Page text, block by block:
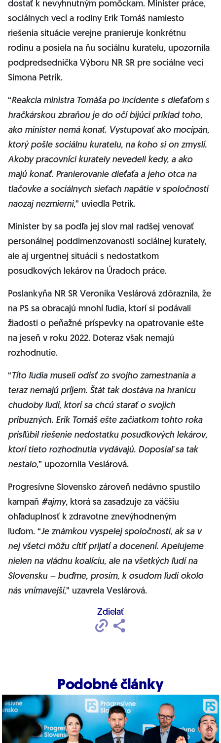
dostať k nevyhnutným pomôckam. Minister práce,
sociálnych vecí a rodiny Erik Tomáš namiesto
riešenia situácie verejne pranieruje konkrétnu
rodinu a posiela na ňu sociálnu kuratelu, upozornila
podpredsedníčka Výboru NR SR pre sociálne veci
Simona Petrík.
“Reakcia ministra Tomáša po incidente s dieťaťom s
hračkárskou zbraňou je do očí bijúci príklad toho,
ako minister nemá konať. Vystupovať ako mocipán,
ktorý pošle sociálnu kuratelu, na koho si on zmyslí.
Akoby pracovníci kurately nevedeli kedy, a ako
majú konať. Pranierovanie dieťaťa a jeho otca na
tlačovke a sociálnych sieťach napätie v spoločnosti
naozaj nezmierni,” uviedla Petrík.
Minister by sa podľa jej slov mal radšej venovať
personálnej poddimenzovanosti sociálnej kurately,
ale aj urgentnej situácii s nedostatkom
posudkových lekárov na Úradoch práce.
Poslankyňa NR SR Veronika Veslárová zdôraznila, že
na PS sa obracajú mnohí ľudia, ktorí si podávali
žiadosti o peňažné príspevky na opatrovanie ešte
na jeseň v roku 2022. Doteraz však nemajú
rozhodnutie.
“Títo ľudia museli odísť zo svojho zamestnania a
teraz nemajú príjem. Štát tak dostáva na hranicu
chudoby ľudí, ktorí sa chcú starať o svojich
príbuzných. Erik Tomáš ešte začiatkom tohto roka
prisľúbil riešenie nedostatku posudkových lekárov,
ktorí tieto rozhodnutia vydávajú. Doposiaľ sa tak
nestalo,” upozornila Veslárová.
Progresívne Slovensko zároveň nedávno spustilo
kampaň #ajmy, ktorá sa zasadzuje za väčšiu
ohľaduplnosť k zdravotne znevýhodneným
ľuďom. “Je známkou vyspelej spoločnosti, ak sa v
nej všetci môžu cítiť prijatí a docenení. Apelujeme
nielen na vládnu koalíciu, ale na všetkých ľudí na
Slovensku – buďme, prosím, k osudom ľudí okolo
nás vnímavejší,” uzavrela Veslárová.
Zdielať
Podobné články